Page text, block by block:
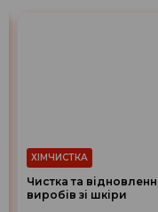
ХІМЧИСТКА
Чистка та
виробів зі шкіри